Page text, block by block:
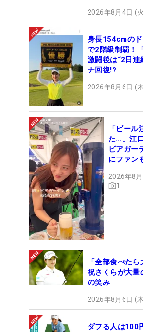
2026年8月4日 (
身長154cmの
で2階級制覇！
激闘後は“2日連
ナ回復!?
2026年8月6日 (
「ビー
た…」江
ビアガー
にファン
2026年8
1
「全部食べた
祝さくらが大量
の笑み
2026年8月6日 (
ダフる人は100